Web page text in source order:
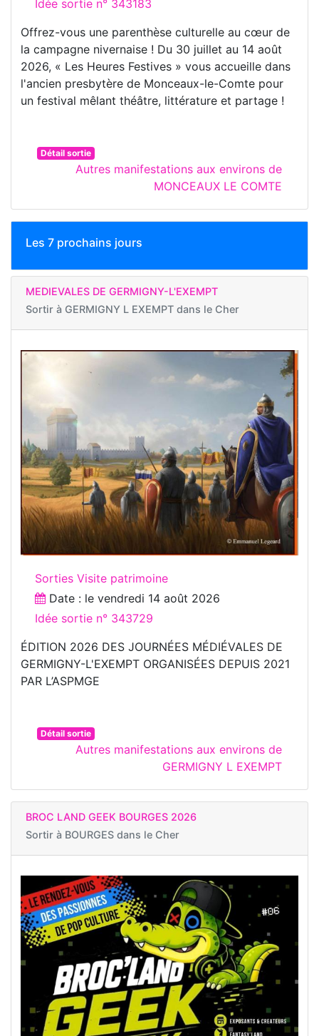
Idée sortie n° 343183
Offrez-vous une parenthèse culturelle au cœur de
la campagne nivernaise ! Du 30 juillet au 14 août
2026, « Les Heures Festives » vous accueille dans
l'ancien presbytère de Monceaux-le-Comte pour
un festival mêlant théâtre, littérature et partage !
Détail sortie
Autres manifestations aux environs de
MONCEAUX LE COMTE
Les 7 prochains jours
MEDIEVALES DE GERMIGNY-L'EXEMPT
Sortir à GERMIGNY L EXEMPT dans le Cher
Sorties Visite patrimoine
Date : le vendredi 14 août 2026
Idée sortie n° 343729
ÉDITION 2026 DES JOURNÉES MÉDIÉVALES DE
GERMIGNY-L'EXEMPT ORGANISÉES DEPUIS 2021
PAR L’ASPMGE
Détail sortie
Autres manifestations aux environs de
GERMIGNY L EXEMPT
BROC LAND GEEK BOURGES 2026
Sortir à BOURGES dans le Cher